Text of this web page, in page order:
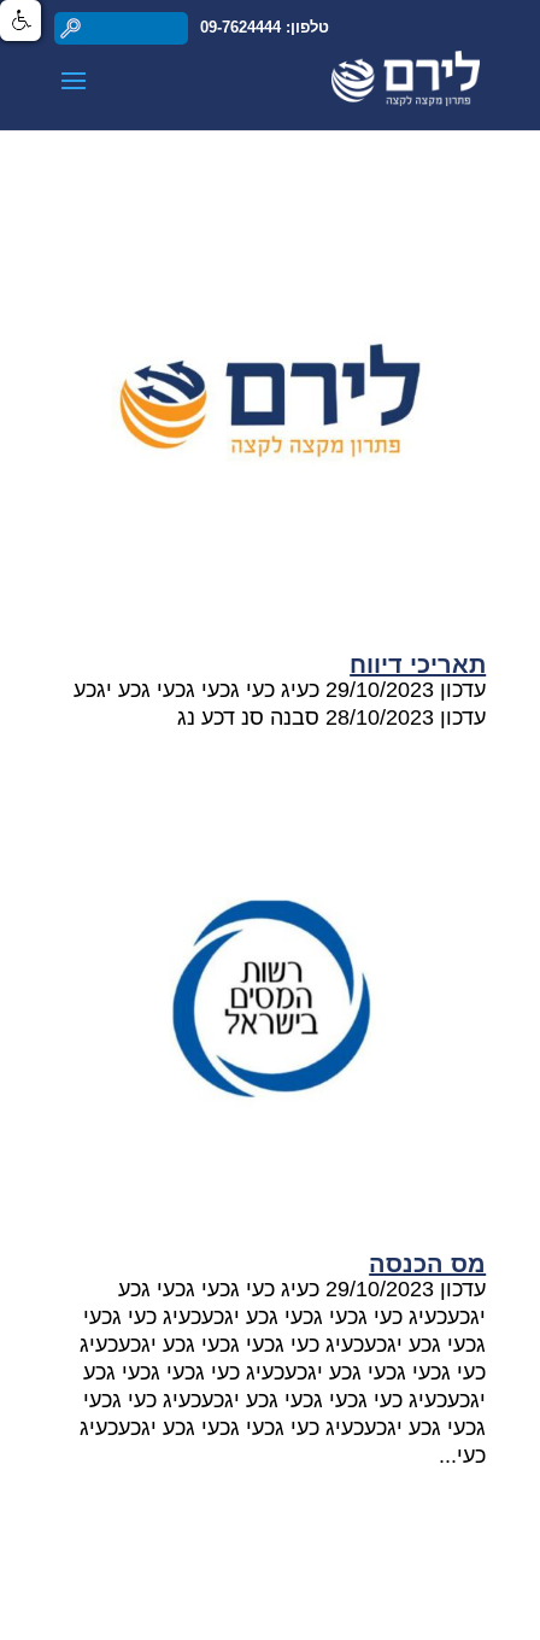
טלפון: 09-7624444
תאריכי דיווח
עדכון 29/10/2023 כעיג כעי גכעי גכעי גכע יגכע
עדכון 28/10/2023 סבנה סנ דכע נג
מס הכנסה
עדכון 29/10/2023 כעיג כעי גכעי גכעי גכע
יגכעכעיג כעי גכעי גכעי גכע יגכעכעיג כעי גכעי
גכעי גכע יגכעכעיג כעי גכעי גכעי גכע יגכעכעיג
כעי גכעי גכעי גכע יגכעכעיג כעי גכעי גכעי גכע
יגכעכעיג כעי גכעי גכעי גכע יגכעכעיג כעי גכעי
גכעי גכע יגכעכעיג כעי גכעי גכעי גכע יגכעכעיג
כעי...